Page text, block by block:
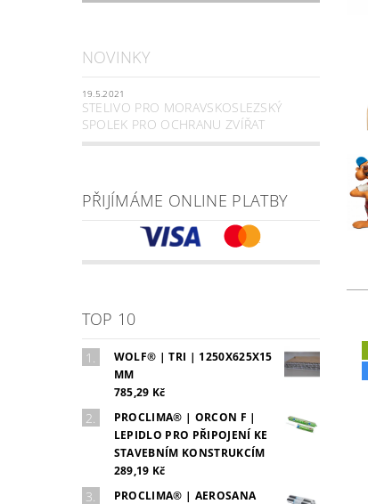
NOVINKY
19.5.2021
STELIVO PRO MORAVSKOSLEZSKÝ
SPOLEK PRO OCHRANU ZVÍŘAT
PŘIJÍMÁME ONLINE PLATBY
TOP 10
WOLF® | TRI | 1250X625X15
MM
785,29 Kč
PROCLIMA® | ORCON F |
LEPIDLO PRO PŘIPOJENÍ KE
STAVEBNÍM KONSTRUKCÍM
289,19 Kč
PROCLIMA® | AEROSANA